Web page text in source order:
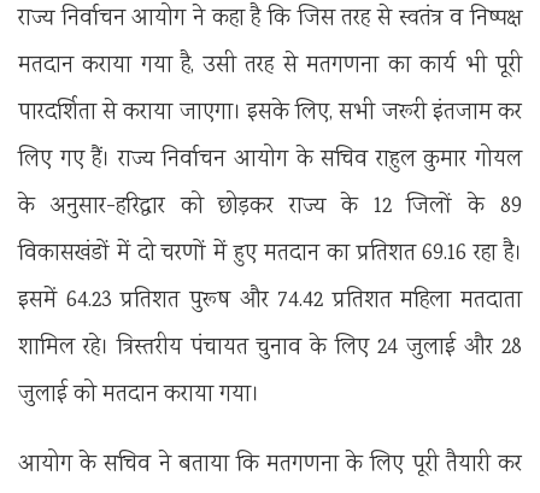
राज्य निर्वाचन आयोग ने कहा है कि जिस तरह से स्वतंत्र व निष्पक्ष
मतदान कराया गया है, उसी तरह से मतगणना का कार्य भी पूरी
पारदर्शिता से कराया जाएगा। इसके लिए, सभी जरूरी इंतजाम कर
लिए गए हैं। राज्य निर्वाचन आयोग के सचिव राहुल कुमार गोयल
के अनुसार-हरिद्वार को छोड़कर राज्य के 12 जिलों के 89
विकासखंडों में दो चरणों में हुए मतदान का प्रतिशत 69.16 रहा है।
इसमें 64.23 प्रतिशत पुरूष और 74.42 प्रतिशत महिला मतदाता
शामिल रहे। त्रिस्तरीय पंचायत चुनाव के लिए 24 जुलाई और 28
जुलाई को मतदान कराया गया।
आयोग के सचिव ने बताया कि मतगणना के लिए पूरी तैयारी कर